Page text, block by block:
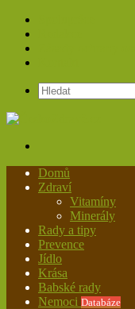
Domů
Zdraví
Vitamíny
Minerály
Rady a tipy
Prevence
Jídlo
Krása
Babské rady
Nemoci Databáze